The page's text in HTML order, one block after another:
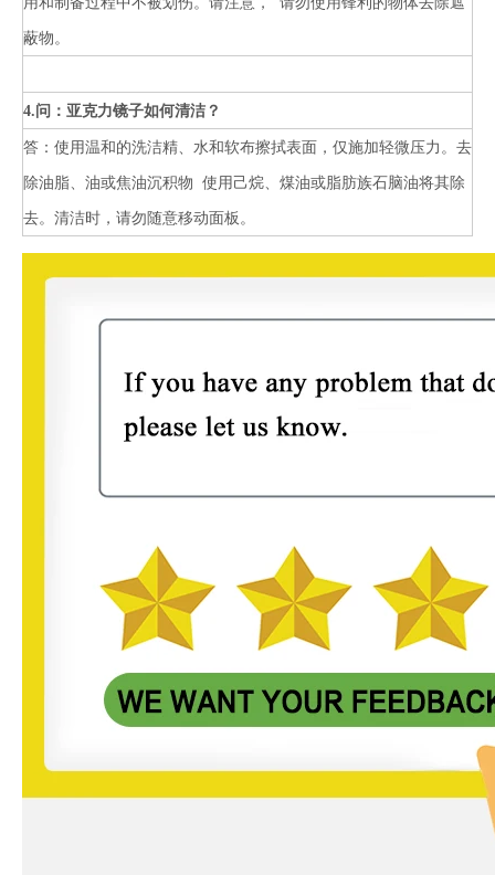
蔽物。
4.问：亚克力镜子如何清洁？
答：使用温和的洗洁精、水和软布擦拭表面，仅施加轻微压力。去
除油脂、油或焦油沉积物 使用己烷、煤油或脂肪族石脑油将其除
去。清洁时，请勿随意移动面板。